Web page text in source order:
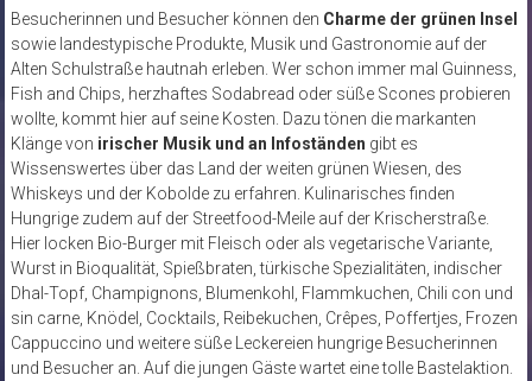
Besucherinnen und Besucher können den Charme der grünen Insel
sowie landestypische Produkte, Musik und Gastronomie auf der
Alten Schulstraße hautnah erleben. Wer schon immer mal Guinness,
Fish and Chips, herzhaftes Sodabread oder süße Scones probieren
wollte, kommt hier auf seine Kosten. Dazu tönen die markanten
Klänge von irischer Musik und an Infoständen gibt es
Wissenswertes über das Land der weiten grünen Wiesen, des
Whiskeys und der Kobolde zu erfahren. Kulinarisches finden
Hungrige zudem auf der Streetfood-Meile auf der Krischerstraße.
Hier locken Bio-Burger mit Fleisch oder als vegetarische Variante,
Wurst in Bioqualität, Spießbraten, türkische Spezialitäten, indischer
Dhal-Topf, Champignons, Blumenkohl, Flammkuchen, Chili con und
sin carne, Knödel, Cocktails, Reibekuchen, Crêpes, Poffertjes, Frozen
Cappuccino und weitere süße Leckereien hungrige Besucherinnen
und Besucher an. Auf die jungen Gäste wartet eine tolle Bastelaktion.